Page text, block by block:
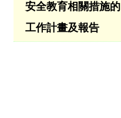
安全教育相關措施的
工作計畫及報告